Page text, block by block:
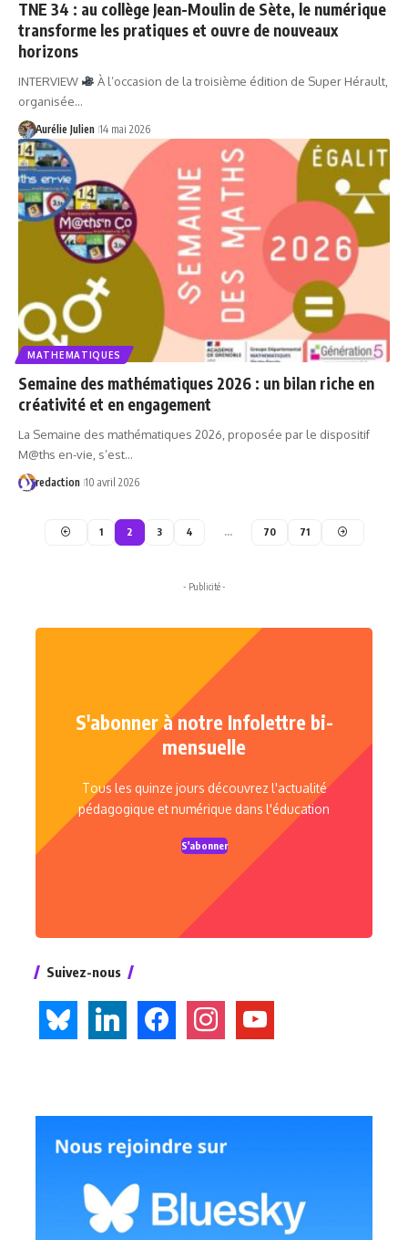
TNE 34 : au collège Jean-Moulin de Sète, le numérique
transforme les pratiques et ouvre de nouveaux
horizons
INTERVIEW
À l’occasion de la troisième édition de Super Hérault,
organisée…
Aurélie Julien 14 mai 2026
MATHEMATIQUES
Semaine des mathématiques 2026 : un bilan riche en
créativité et en engagement
La Semaine des mathématiques 2026, proposée par le dispositif
M@ths en-vie, s’est…
redaction 10 avril 2026
1 2 3 4 … 70 71
- Publicité -
S'abonner à notre Infolettre bi-
mensuelle
Tous les quinze jours découvrez l'actualité
pédagogique et numérique dans l'éducation
S'abonner
Suivez-nous